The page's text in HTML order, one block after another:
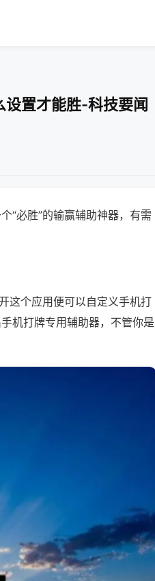
置才能胜-科技要闻
“必胜”的输赢辅助神器，有需
这个应用便可以自定义手机打
机打牌专用辅助器，不管你是